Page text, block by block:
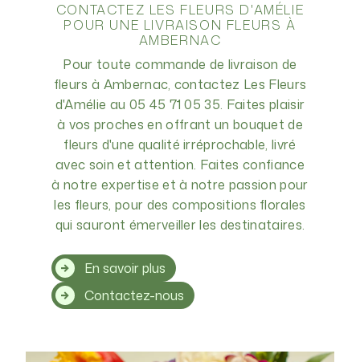
CONTACTEZ LES FLEURS D'AMÉLIE
POUR UNE LIVRAISON FLEURS À
AMBERNAC
Pour toute commande de livraison de
fleurs à Ambernac, contactez Les Fleurs
d'Amélie au 05 45 71 05 35. Faites plaisir
à vos proches en offrant un bouquet de
fleurs d'une qualité irréprochable, livré
avec soin et attention. Faites confiance
à notre expertise et à notre passion pour
les fleurs, pour des compositions florales
qui sauront émerveiller les destinataires.
En savoir plus
Contactez-nous